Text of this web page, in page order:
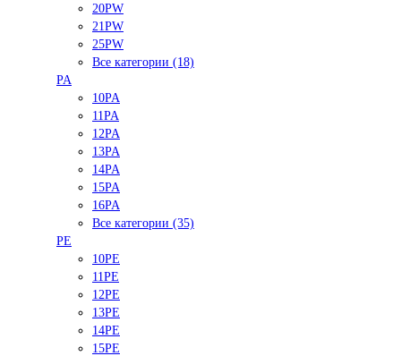
20PW
21PW
25PW
Все категории (18)
PA
10PA
11PA
12PA
13PA
14PA
15PA
16PA
Все категории (35)
PE
10PE
11PE
12PE
13PE
14PE
15PE